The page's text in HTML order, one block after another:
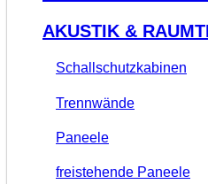
AKUSTIK &
Schallschutzkabinen
Trennwände
Paneele
freistehende Paneele